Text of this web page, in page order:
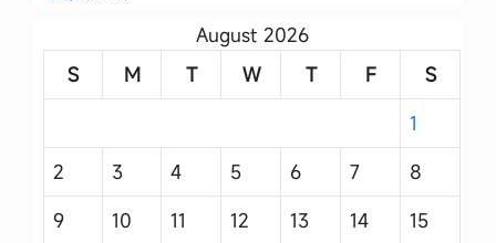
August 2026
S
M T W T F
S
1
2
3 4 5 6 7
8
9
10 11 12 13 14 15